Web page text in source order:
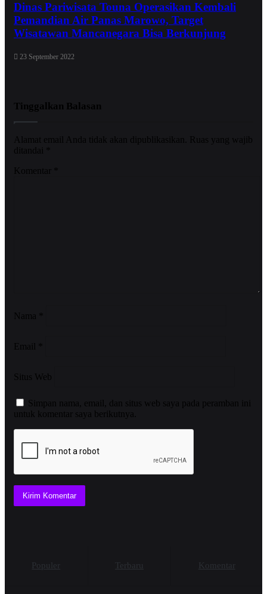
Dinas Pariwisata Touna Operasikan Kembali
Pemandian Air Panas Marowo, Target
Wisatawan Mancanegara Bisa Berkunjung
23 September 2022
Tinggalkan Balasan
Alamat email Anda tidak akan dipublikasikan.
Ruas yang wajib
ditandai
Komentar
Nama
Email
Situs Web
Simpan nama, email, dan situs web saya pada peramban ini
untuk komentar saya berikutnya.
Populer Terbaru Komentar